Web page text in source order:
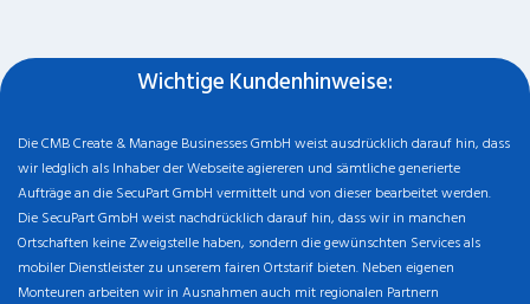
Wichtige Kundenhinweise:
Die CMB Create & Manage Businesses GmbH weist ausdrücklich darauf hin, dass
wir ledglich als Inhaber der Webseite agiereren und sämtliche generierte
Aufträge an die SecuPart GmbH vermittelt und von dieser bearbeitet werden.
Die SecuPart GmbH weist nachdrücklich darauf hin, dass wir in manchen
Ortschaften keine Zweigstelle haben, sondern die gewünschten Services als
mobiler Dienstleister zu unserem fairen Ortstarif bieten. Neben eigenen
Monteuren arbeiten wir in Ausnahmen auch mit regionalen Partnern